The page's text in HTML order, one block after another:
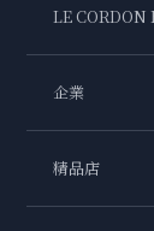
LE CORDON
企業
精品店